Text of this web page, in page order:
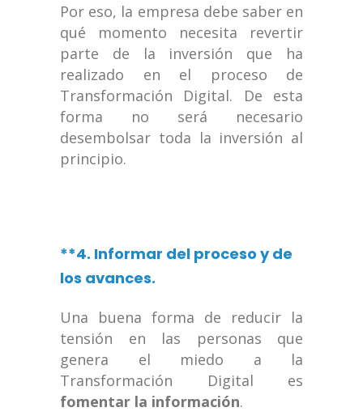
Por eso, la empresa debe saber en
qué momento necesita revertir
parte de la inversión que ha
realizado en el proceso de
Transformación Digital. De esta
forma no será necesario
desembolsar toda la inversión al
principio.
**4. Informar del proceso y de
los avances.
Una buena forma de reducir la
tensión en las personas que
genera el miedo a la
Transformación Digital es
fomentar la información.